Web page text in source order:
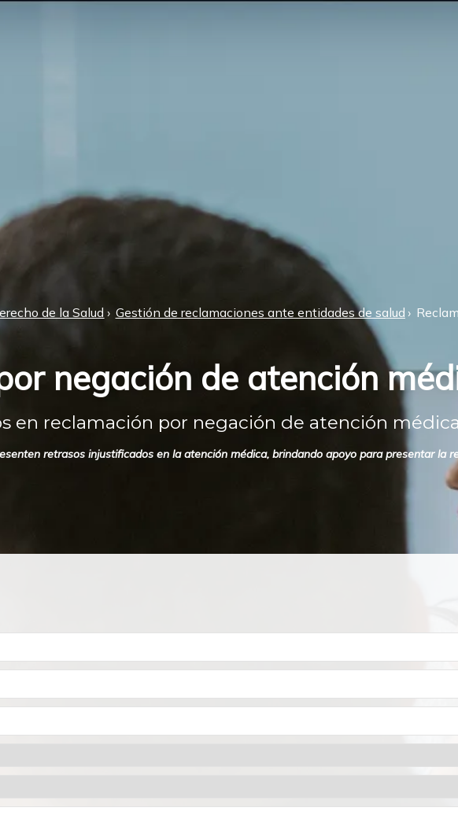
de la Salud Gestión de reclamaciones ante entidades de salud
negación de atención
en reclamación por negación de atención
retrasos injustificados en la atención médica, brindando apoyo para presentar la